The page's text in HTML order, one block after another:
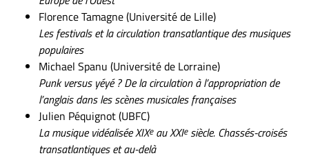
Florence Tamagne (Université de Lille)
Les festivals et la circulation transatlantique des musiques
populaires
Michael Spanu (Université de Lorraine)
Punk versus yéyé ? De la circulation à l’appropriation de
l’anglais dans les scènes musicales françaises
Julien Péquignot (UBFC)
La musique vidéalisée XIXeau XXIesiècle. Chassés-croisés
transatlantiques et au-delà